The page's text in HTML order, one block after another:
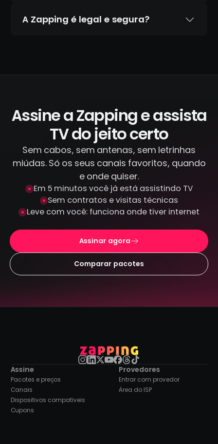
A Zapping é legal e segura?
os canais que transmitimos, diferente de
canais criptografados e protegidos: não
armazenamos seus dados de pagamento.
Assine a Zapping e assista
TV do jeito certo
Sem cabos, sem antenas, sem letrinhas
miúdas. Só os seus canais favoritos, quando
e onde quiser.
Em 5 minutos você já está assistindo TV
Sem contratos e visitas técnicas
Leve com você: funciona onde tiver internet
Assinar agora
Comparar pacotes
Assine
Pacotes e preços
Canais
Dispositivos compatíveis
Cupons
Provedores
Entrar com provedor
Área do ISP